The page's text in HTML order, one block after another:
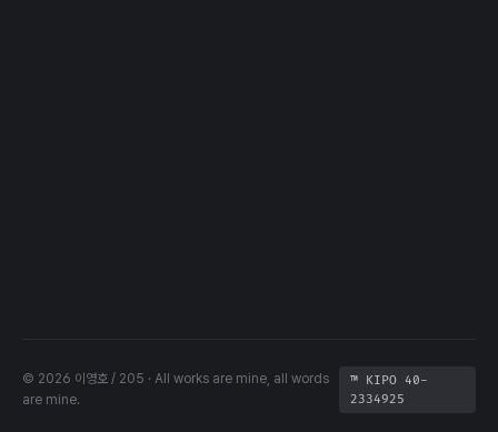
© 2026 이영호 / 205 · All works are mine, all words
are mine.
™ KIPO 40-
2334925